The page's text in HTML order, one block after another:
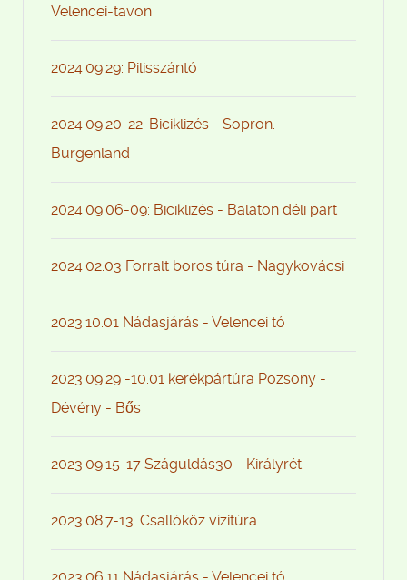
Velencei-tavon
2024.09.29: Pilisszántó
2024.09.20-22: Biciklizés - Sopron.
Burgenland
2024.09.06-09: Biciklizés - Balaton déli part
2024.02.03 Forralt boros túra - Nagykovácsi
2023.10.01 Nádasjárás - Velencei tó
2023.09.29 -10.01 kerékpártúra Pozsony -
Dévény - Bős
2023.09.15-17 Száguldás30 - Királyrét
2023.08.7-13. Csallóköz vízitúra